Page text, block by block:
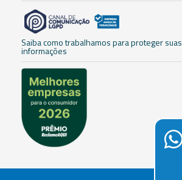
Saiba como trabalhamos para proteger suas
informações